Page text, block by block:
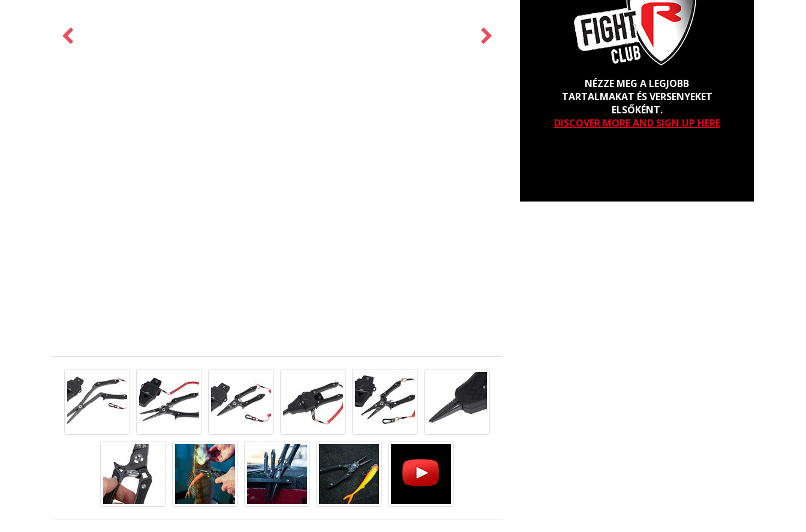
NÉZZE MEG A LEGJOBB
TARTALMAKAT ÉS VERSENYEKET
ELSŐKÉNT.
DISCOVER MORE AND SIGN UP HERE